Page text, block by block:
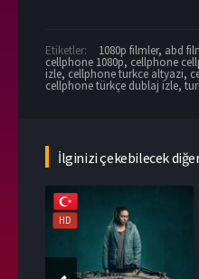
Etiketler: 1080p filmler, abd
cellphone 1080p, cellphone
izle, cellphone turkce altyazi,
cellphone türkçe dublaj izle,
İlginizi çekebilecek
HD